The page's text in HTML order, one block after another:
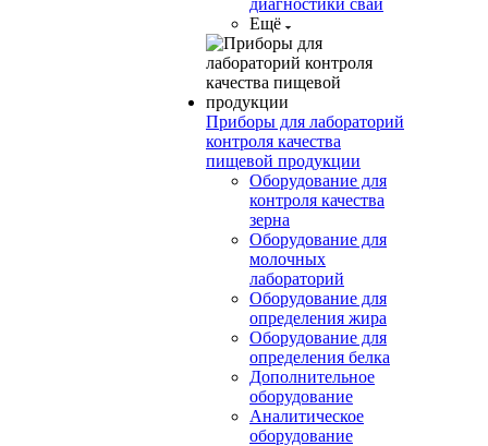
диагностики свай
Ещё
Приборы для лабораторий
контроля качества
пищевой продукции
Оборудование для
контроля качества
зерна
Оборудование для
молочных
лабораторий
Оборудование для
определения жира
Оборудование для
определения белка
Дополнительное
оборудование
Аналитическое
оборудование